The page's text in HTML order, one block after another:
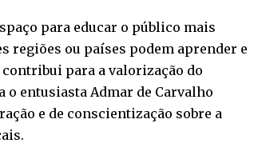
para educar o público mais
regiões ou países podem aprender e
para a valorização do
entusiasta Admar de Carvalho
e de conscientização sobre a